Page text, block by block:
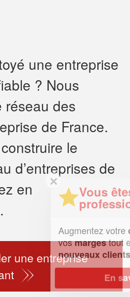
une entreprise
? Nous
réseau des
de France.
le
d’entreprises de
en
une entreprise
Vous êtes un
professionnel ?
votrechiffre d'affaires
margestout en gagnant de
clients!